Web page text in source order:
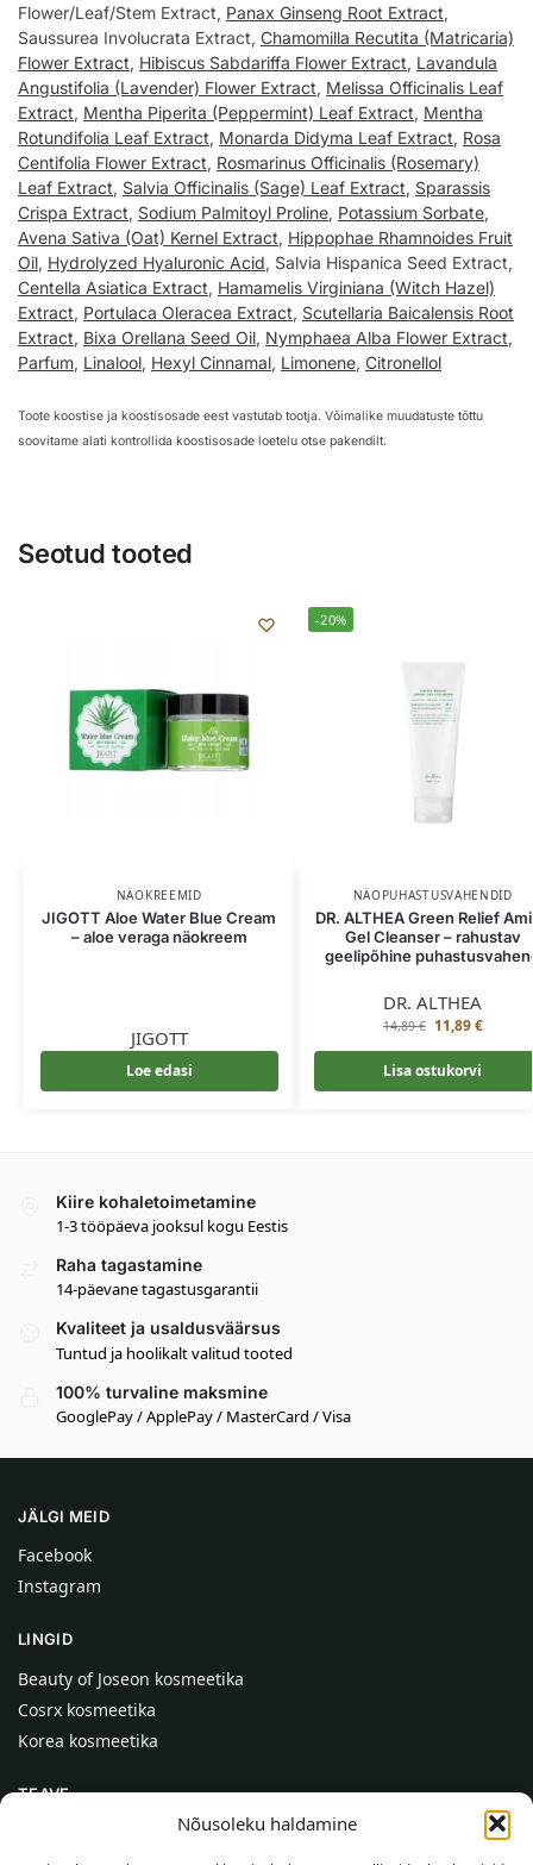
Nõusoleku haldamine
Flower/Leaf/Stem Extract, Panax Ginseng Root Extract,
Saussurea Involucrata Extract, Chamomilla Recutita (Matricaria)
Flower Extract, Hibiscus Sabdariffa Flower Extract, Lavandula
Angustifolia (Lavender) Flower Extract, Melissa Officinalis Leaf
Extract, Mentha Piperita (Peppermint) Leaf Extract, Mentha
Rotundifolia Leaf Extract, Monarda Didyma Leaf Extract, Rosa
Centifolia Flower Extract, Rosmarinus Officinalis (Rosemary)
Leaf Extract, Salvia Officinalis (Sage) Leaf Extract, Sparassis
Crispa Extract, Sodium Palmitoyl Proline, Potassium Sorbate,
Avena Sativa (Oat) Kernel Extract, Hippophae Rhamnoides Fruit
Oil, Hydrolyzed Hyaluronic Acid, Salvia Hispanica Seed Extract,
Centella Asiatica Extract, Hamamelis Virginiana (Witch Hazel)
Extract, Portulaca Oleracea Extract, Scutellaria Baicalensis Root
Extract, Bixa Orellana Seed Oil, Nymphaea Alba Flower Extract,
Parfum, Linalool, Hexyl Cinnamal, Limonene, Citronellol
Toote koostise ja koostisosade eest vastutab tootja. Võimalike muudatuste tõttu
soovitame alati kontrollida koostisosade loetelu otse pakendilt.
Seotud tooted
NÄOKREEMID
JIGOTT Aloe Water Blue Cream
– aloe veraga näokreem
JIGOTT
Loe edasi
-20%
NÄOPUHASTUSVAHENDID
DR. ALTHEA Green Relief
Gel Cleanser – rahustav
geelipõhine
DR. ALTHEA
14,89€ 11,89€
Lisa ostukorvi
Kiire kohaletoimetamine
1-3 tööpäeva jooksul kogu Eestis
Raha tagastamine
14-päevane tagastusgarantii
Kvaliteet ja usaldusväärsus
Tuntud ja hoolikalt valitud tooted
100% turvaline maksmine
GooglePay / ApplePay / MasterCard / Visa
JÄLGI MEID
Facebook
Instagram
LINGID
Beauty of Joseon kosmeetika
Cosrx kosmeetika
Korea kosmeetika
TEAVE